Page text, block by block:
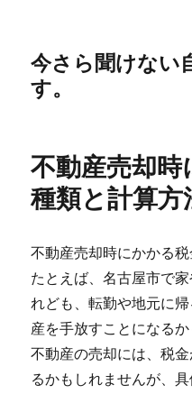
今さら聞けない
す。
不動産売却
種類と計算方
不動産売却時にかかる
たとえば、名古屋市で
れども、転勤や地元に
産を手放すことになるか
不動産の売却には、税
るかもしれませんが、